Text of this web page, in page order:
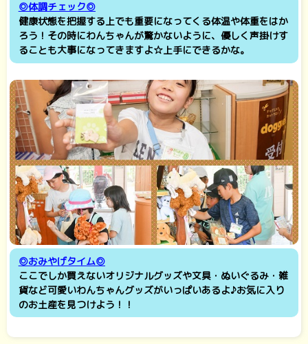
◎体調チェック◎
健康状態を把握する上でも重要になってくる体温や体重をはか
ろう！その時にわんちゃんが驚かないように、優しく声掛けす
ることも大事になってきますよ☆上手にできるかな。
◎おみやげタイム◎
ここでしか買えないオリジナルグッズや文具・ぬいぐるみ・雑
貨など可愛いわんちゃんグッズがいっぱいあるよ♪お気に入り
のお土産を見つけよう！！